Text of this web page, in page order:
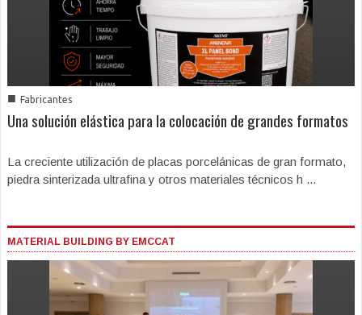
■ Fabricantes
Una solución elástica para la colocación de grandes formatos
La creciente utilización de placas porcelánicas de gran formato,
piedra sinterizada ultrafina y otros materiales técnicos h ...
MATERIAL BUILDING BY EMCCAT